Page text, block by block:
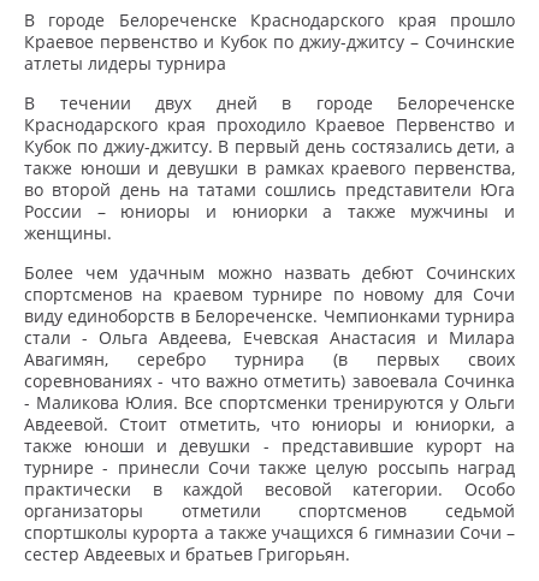
В городе Белореченске Краснодарского края прошло
Краевое первенство и Кубок по джиу-джитсу – Сочинские
атлеты лидеры турнира
В течении двух дней в городе Белореченске
Краснодарского края проходило Краевое Первенство и
Кубок по джиу-джитсу. В первый день состязались дети, а
также юноши и девушки в рамках краевого первенства,
во второй день на татами сошлись представители Юга
России – юниоры и юниорки а также мужчины и
женщины.
Более чем удачным можно назвать дебют Сочинских
спортсменов на краевом турнире по новому для Сочи
виду единоборств в Белореченске. Чемпионками турнира
стали - Ольга Авдеева, Ечевская Анастасия и Милара
Авагимян, серебро турнира (в первых своих
соревнованиях - что важно отметить) завоевала Сочинка
- Маликова Юлия. Все спортсменки тренируются у Ольги
Авдеевой. Стоит отметить, что юниоры и юниорки, а
также юноши и девушки - представившие курорт на
турнире - принесли Сочи также целую россыпь наград
практически в каждой весовой категории. Особо
организаторы отметили спортсменов седьмой
спортшколы курорта а также учащихся 6 гимназии Сочи –
сестер Авдеевых и братьев Григорьян.